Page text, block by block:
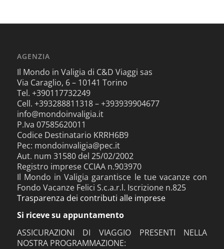
AGENZIA
Il Mondo in Valigia di C&D Viaggi sas
Via Caraglio, 6 – 10141 Torino
Tel. +390117732249
Cell. +393288811318 – +393939904677
info@mondoinvaligia.it
P.Iva 07585620011
Codice Destinatario KRRH6B9
Pec: mondoinvaligia@pec.it
Aut. num 31580 del 25/02/2002
Registro imprese CCIAA n.903970
Il Mondo in Valigia garantisce le tue vacanze con
Fondo Vacanze Felici S.c.a.r.l. Iscrizione n.825
Trasparenza dei contributi alle imprese
Si riceve su appuntamento
ASSICURAZIONI DI VIAGGIO PRESENTI NELLA
NOSTRA PROGRAMMAZIONE: